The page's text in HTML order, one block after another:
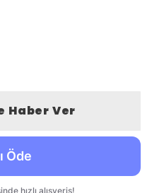
Haber Ver